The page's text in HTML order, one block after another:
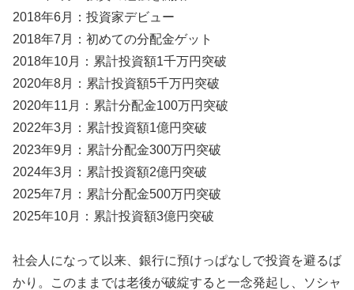
2018年6月：投資家デビュー
2018年7月：初めての分配金ゲット
2018年10月：累計投資額1千万円突破
2020年8月：累計投資額5千万円突破
2020年11月：累計分配金100万円突破
2022年3月：累計投資額1億円突破
2023年9月：累計分配金300万円突破
2024年3月：累計投資額2億円突破
2025年7月：累計分配金500万円突破
2025年10月：累計投資額3億円突破
社会人になって以来、銀行に預けっぱなしで投資を避るば
かり。このままでは老後が破綻すると一念発起し、ソシャ